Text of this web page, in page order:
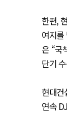
한편,
여지를
은 “국
단기
현대건
연속